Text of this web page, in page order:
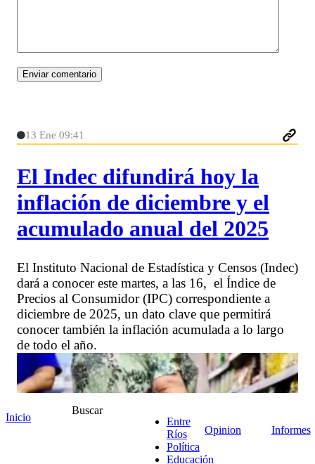
13 Ene 09:41
El Indec difundirá hoy la
inflación de diciembre y el
acumulado anual del 2025
El Instituto Nacional de Estadística y Censos (Indec)
dará a conocer este martes, a las 16, el Índice de
Precios al Consumidor (IPC) correspondiente a
diciembre de 2025, un dato clave que permitirá
conocer también la inflación acumulada a lo largo
de todo el año.
Inicio
Buscar
Entre
Ríos
Política
Educación
Opinion Informes